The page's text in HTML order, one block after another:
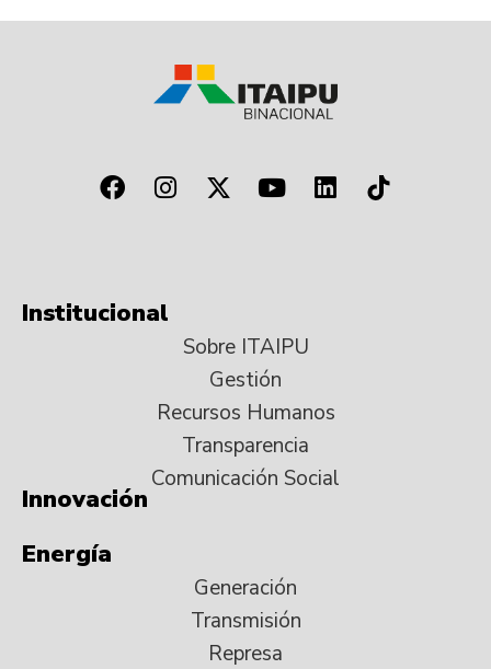
Institucional
Sobre ITAIPU
Gestión
Recursos Humanos
Transparencia
Comunicación Social
Innovación
Energía
Generación
Transmisión
Represa